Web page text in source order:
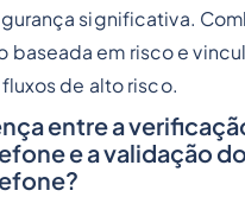
significativa.
baseada em risco e
de alto risco.
entre a
e a validação do